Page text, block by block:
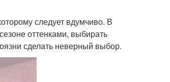
следует вдумчиво. В
оттенками, выбирать
сделать неверный выбор.